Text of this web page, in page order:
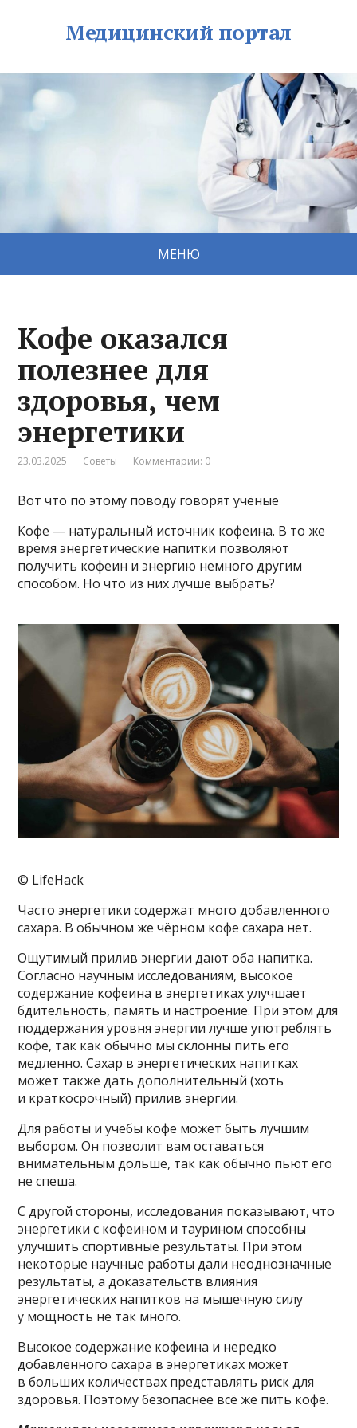
Медицинский портал
МЕНЮ
Кофе оказался
полезнее для
здоровья, чем
энергетики
23.03.2025 Советы Комментарии: 0
Вот что по этому поводу говорят учёные
Кофе — натуральный источник кофеина. В то же
время энергетические напитки позволяют
получить кофеин и энергию немного другим
способом. Но что из них лучше выбрать?
© LifeHack
Часто энергетики содержат много добавленного
сахара. В обычном же чёрном кофе сахара нет.
Ощутимый прилив энергии дают оба напитка.
Согласно научным исследованиям, высокое
содержание кофеина в энергетиках улучшает
бдительность, память и настроение. При этом для
поддержания уровня энергии лучше употреблять
кофе, так как обычно мы склонны пить его
медленно. Сахар в энергетических напитках
может также дать дополнительный (хоть
и краткосрочный) прилив энергии.
Для работы и учёбы кофе может быть лучшим
выбором. Он позволит вам оставаться
внимательным дольше, так как обычно пьют его
не спеша.
С другой стороны, исследования показывают, что
энергетики с кофеином и таурином способны
улучшить спортивные результаты. При этом
некоторые научные работы дали неоднозначные
результаты, а доказательств влияния
энергетических напитков на мышечную силу
у мощность не так много.
Высокое содержание кофеина и нередко
добавленного сахара в энергетиках может
в больших количествах представлять риск для
здоровья. Поэтому безопаснее всё же пить кофе.